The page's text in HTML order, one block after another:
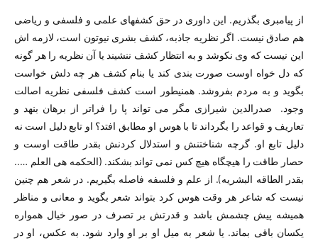
از پیامبری بگذریم. این داوری در حق کشفهای علمی و فلسفی و ریاضی
هم صادق نیست. اگر نظریه جاذبه، کشف بشری نیوتون است، لازمه اش
این نیست که وی نکوشد و به انتظار کشف ننشیند یا آن نظریه را هر گونه
که دل خواه اوست صورت بندی کند یا بنام کشف هر چه دلش خواست
بگوید و به مردم بفروشد. همنیطور است کشف فلسفی نظریه اصالت
وجود. صدرالدین شیرازی مگر می تواند پا را فراتر از برهان بنهد و
تعاریف و قواعد را بگرداند تا با هوس او مطابق افتد؟ او تابع دلیل است نه
دلیل تابع او. گرچه شناختنش و استدلال کردنش بقدر طاقت اوست و
حصار طاقت را هیچگاه هیچ کس نمی تواند بشکند. (الحکمه هی العلم …..
بقدر الطاقه البشریه). از علم و فلسفه فاصله بگیریم. در شعر هم چنین
نیست که شاعر هر وقت هوس کرد بتواند شعر بگوید و معانی و مناظر
همیشه پیش چشمش باشد و قدرتش بر تصرف در صور خیال همواره
یکسان باقی بماند. یا شعر به میل او بر او وارد شود. به عکس، او در